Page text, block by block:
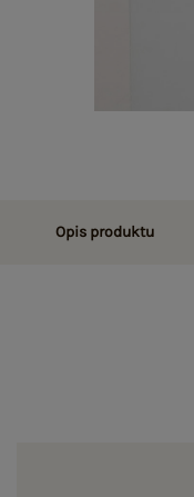
Opis produktu